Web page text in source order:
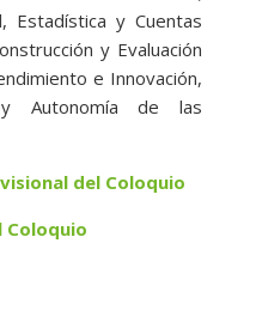
Estadística y Cuentas
y Evaluación
e Innovación,
Autonomía de las
del Coloquio
Coloquio